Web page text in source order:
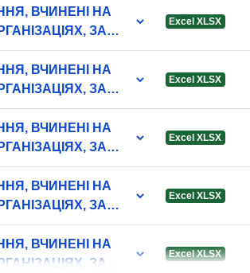
ВЧИНЕНІ НА
ЗА
ЗА БЕРЕЗЕНЬ
Excel XLSX
ВЧИНЕНІ НА
ЗА
ЗА БЕРЕЗЕНЬ
Excel XLSX
ВЧИНЕНІ НА
ЗА
ЗА ВЕРЕСЕНЬ
Excel XLSX
ВЧИНЕНІ НА
ЗА
ЗА ВЕРЕСЕНЬ
Excel XLSX
ВЧИНЕНІ НА
ЗА
Excel XLSX